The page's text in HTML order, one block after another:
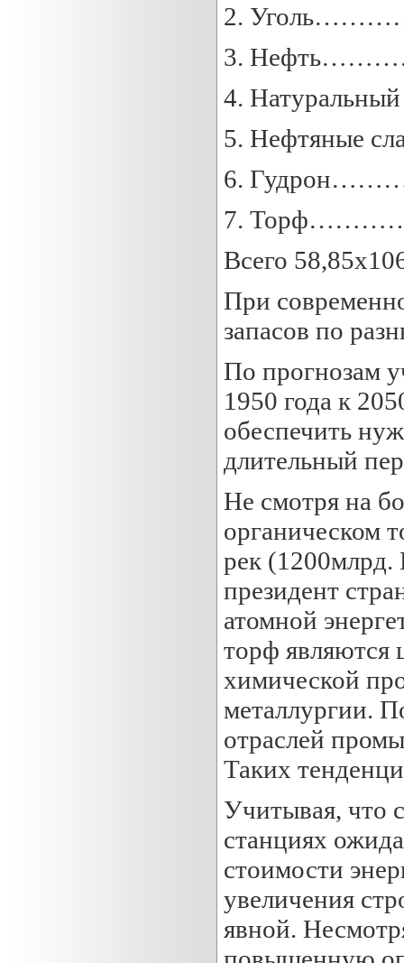
2.
3.
4.
5.
6.
7.
Всего
При
запасов по
По прогнозам
1950 года к
обеспечить
длительный
Не смотря на
органическом
рек (1200млрд.
президент
атомной
торф являются
химической
металлургии.
отраслей
Таких
Учитывая, что
станциях
стоимости
увеличения
явной.